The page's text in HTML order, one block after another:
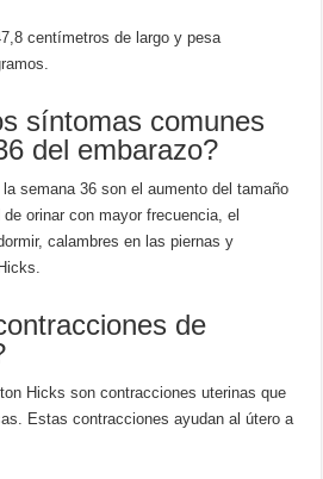
centímetros de largo y pesa
síntomas comunes
del embarazo?
semana 36 son el aumento del tamaño
orinar con mayor frecuencia, el
calambres en las piernas y
de
Hicks son contracciones uterinas que
Estas contracciones ayudan al útero a